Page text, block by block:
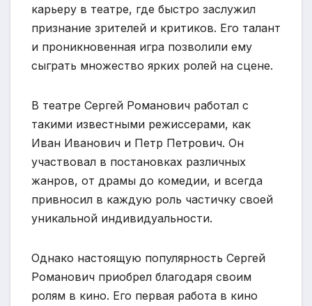
карьеру в театре, где быстро заслужил
признание зрителей и критиков. Его талант
и проникновенная игра позволили ему
сыграть множество ярких ролей на сцене.
В театре Сергей Романович работал с
такими известными режиссерами, как
Иван Иванович и Петр Петрович. Он
участвовал в постановках различных
жанров, от драмы до комедии, и всегда
привносил в каждую роль частичку своей
уникальной индивидуальности.
Однако настоящую популярность Сергей
Романович приобрел благодаря своим
ролям в кино. Его первая работа в кино